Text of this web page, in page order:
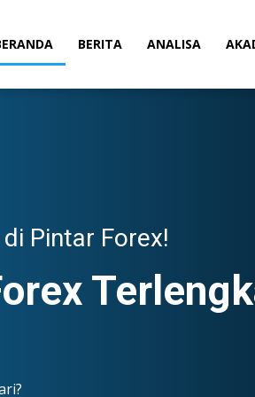
BERITA ANALISA
Pintar Forex!